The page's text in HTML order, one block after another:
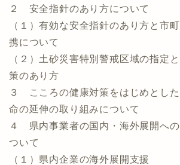
２ 安全指針のあり方について
（１）有効な安全指針のあり方と市
携について
（２）土砂災害特別警戒区域の指定
策のあり方
３ こころの健康対策をはじめとし
命の延伸の取り組みについて
４ 県内事業者の国内・海外展開への
ついて
（１）県内企業の海外展開支援